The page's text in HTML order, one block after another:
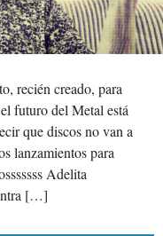
recién creado, para
futuro del Metal está
que discos no van a
lanzamientos para
Adelita
[…]